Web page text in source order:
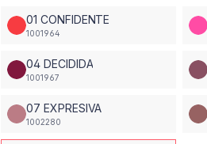
01 CONFIDENTE
1001964
04 DECIDIDA
1001967
07 EXPRESIVA
1002280